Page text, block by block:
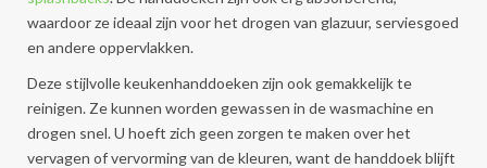
waardoor ze ideaal zijn voor het drogen van glazuur, serviesgoed
en andere oppervlakken.
Deze stijlvolle keukenhanddoeken zijn ook gemakkelijk te
reinigen. Ze kunnen worden gewassen in de wasmachine en
drogen snel. U hoeft zich geen zorgen te maken over het
vervagen of vervorming van de kleuren, want de handdoek blijft